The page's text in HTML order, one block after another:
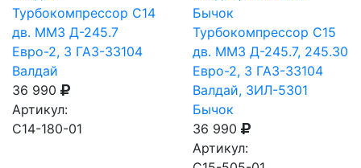
Турбокомпрессор C14
дв. ММЗ Д-245.7
Евро-2, 3 ГАЗ-33104
Валдай
36 990
Артикул:
С14-180-01
Турбокомпрессор C15
дв. ММЗ Д-245.7, 245.30
Евро-2, 3 ГАЗ-33104
Валдай, ЗИЛ-5301
Бычок
36 990
Артикул: